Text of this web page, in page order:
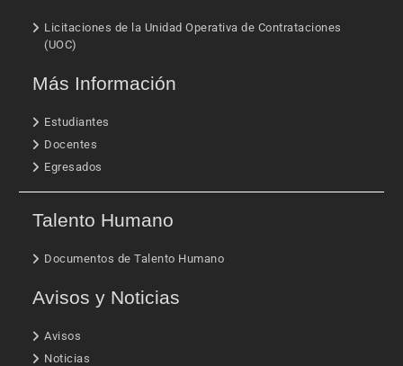
Licitaciones de la Unidad Operativa de Contrataciones
(UOC)
Más Información
Estudiantes
Docentes
Egresados
Talento Humano
Documentos de Talento Humano
Avisos y Noticias
Avisos
Noticias